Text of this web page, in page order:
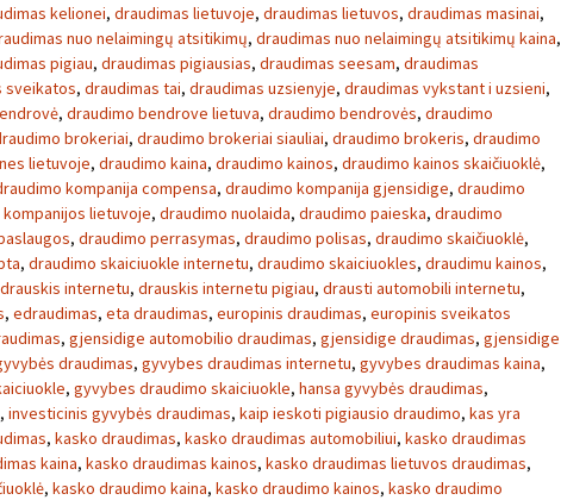
kelionei, draudimas lietuvoje, draudimas lietuvos, draudimas masinai,
nuo nelaimingų atsitikimų, draudimas nuo nelaimingų atsitikimų kaina,
pigiau, draudimas pigiausias, draudimas seesam, draudimas
sveikatos, draudimas tai, draudimas uzsienyje, draudimas vykstant i uzsieni,
, draudimo bendrove lietuva, draudimo bendrovės, draudimo
brokeriai, draudimo brokeriai siauliai, draudimo brokeris, draudimo
lietuvoje, draudimo kaina, draudimo kainos, draudimo kainos skaičiuoklė,
kompanija compensa, draudimo kompanija gjensidige, draudimo
lietuvoje, draudimo nuolaida, draudimo paieska, draudimo
, draudimo perrasymas, draudimo polisas, draudimo skaičiuoklė,
, draudimo skaiciuokle internetu, draudimo skaiciuokles, draudimu kainos,
drauskis internetu, drauskis internetu pigiau, drausti automobili internetu,
, edraudimas, eta draudimas, europinis draudimas, europinis sveikatos
, gjensidige automobilio draudimas, gjensidige draudimas, gjensidige
draudimas, gyvybes draudimas internetu, gyvybes draudimas kaina,
, gyvybes draudimo skaiciuokle, hansa gyvybės draudimas,
, investicinis gyvybės draudimas, kaip ieskoti pigiausio draudimo, kas yra
, kasko draudimas, kasko draudimas automobiliui, kasko draudimas
kaina, kasko draudimas kainos, kasko draudimas lietuvos draudimas,
, kasko draudimo kaina, kasko draudimo kainos, kasko draudimo